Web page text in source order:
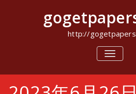
キ
http://
ナ
ビ
シ